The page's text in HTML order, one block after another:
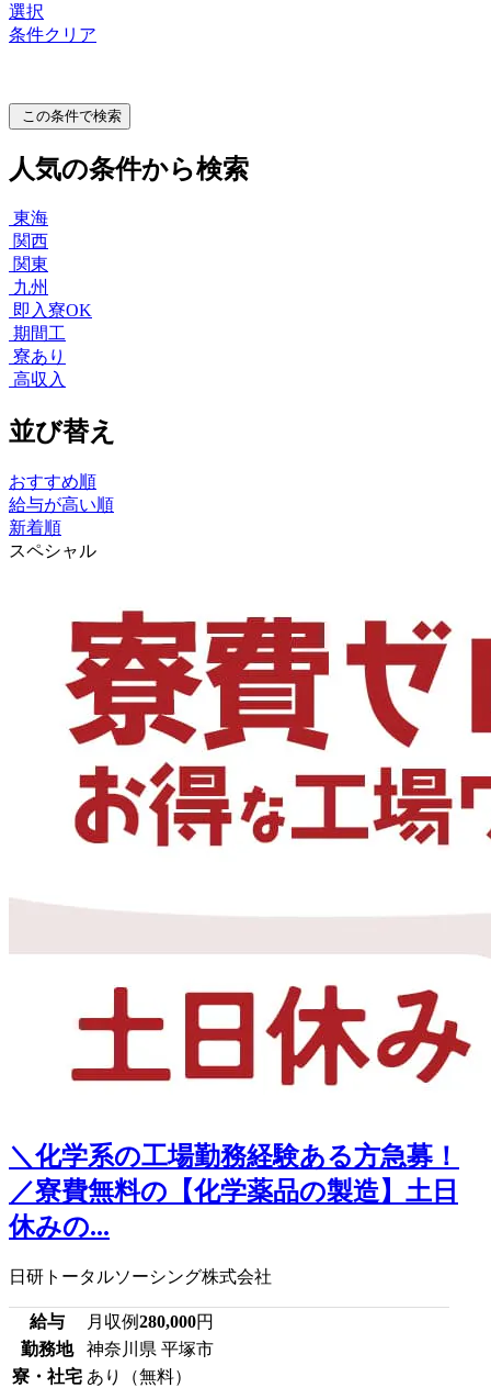
選択
条件クリア
この条件で検索
人気の条件から検索
東海
関西
関東
九州
即入寮OK
期間工
寮あり
高収入
並び替え
おすすめ順
給与が高い順
新着順
スペシャル
＼化学系の工場勤務経験ある方急募！
／寮費無料の【化学薬品の製造】土日
休みの...
日研トータルソーシング株式会社
給与 月収例280,000円
勤務地
神奈川県 平塚市
寮・社宅 あり（無料）